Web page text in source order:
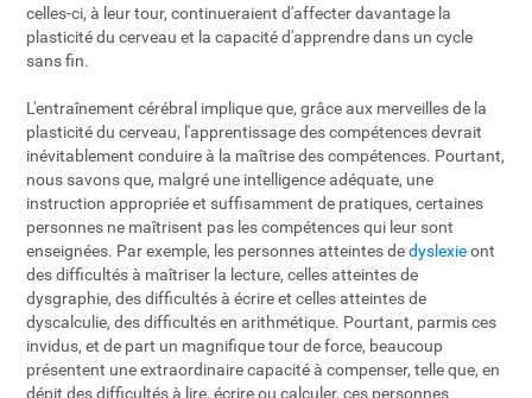
celles-ci, à leur tour, continueraient d'affecter davantage la
plasticité du cerveau et la capacité d'apprendre dans un cycle
sans fin.
L'entraînement cérébral implique que, grâce aux merveilles de la
plasticité du cerveau, l'apprentissage des compétences devrait
inévitablement conduire à la maîtrise des compétences. Pourtant,
nous savons que, malgré une intelligence adéquate, une
instruction appropriée et suffisamment de pratiques, certaines
personnes ne maîtrisent pas les compétences qui leur sont
enseignées. Par exemple, les personnes atteintes dedyslexieont
des difficultés à maîtriser la lecture, celles atteintes de
dysgraphie, des difficultés à écrire et celles atteintes de
dyscalculie, des difficultés en arithmétique. Pourtant, parmis ces
invidus, et de part un magnifique tour de force, beaucoup
présentent une extraordinaire capacité à compenser, telle que, en
dépit des difficultés à lire, écrire ou calculer, ces personnes